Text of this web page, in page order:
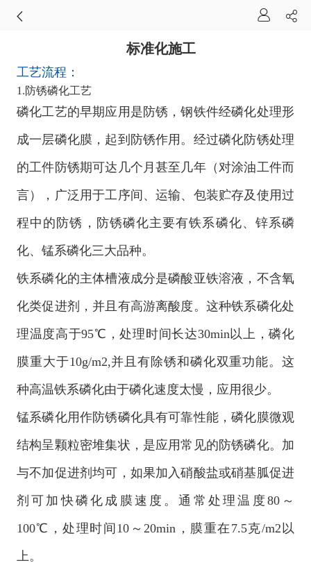
标准化施工
工艺流程：
1.防锈磷化工艺
磷化工艺的早期应用是防锈，钢铁件经磷化处理形
成一层磷化膜，起到防锈作用。经过磷化防锈处理
的工件防锈期可达几个月甚至几年（对涂油工件而
言），广泛用于工序间、运输、包装贮存及使用过
程中的防锈，防锈磷化主要有铁系磷化、锌系磷
化、锰系磷化三大品种。
铁系磷化的主体槽液成分是磷酸亚铁溶液，不含氧
化类促进剂，并且有高游离酸度。这种铁系磷化处
理温度高于95℃，处理时间长达30min以上，磷化
膜重大于10g/m2,并且有除锈和磷化双重功能。这
种高温铁系磷化由于磷化速度太慢，应用很少。
锰系磷化用作防锈磷化具有可靠性能，磷化膜微观
结构呈颗粒密堆集状，是应用常见的防锈磷化。加
与不加促进剂均可，如果加入硝酸盐或硝基胍促进
剂可加快磷化成膜速度。通常处理温度80～
100℃，处理时间10～20min，膜重在7.5克/m2以
上。